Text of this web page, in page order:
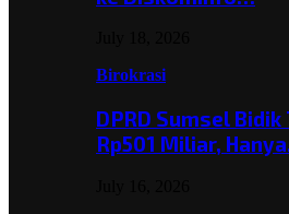
Birokrasi
DPRD Sumsel Bidik
Rp501 Miliar,